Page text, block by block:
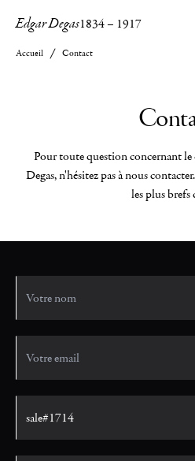
Edgar Degas1834– 1917
Accueil Contact
Pour toute question concernant
Degas, n'hésitez pas à nous
les plus brefs